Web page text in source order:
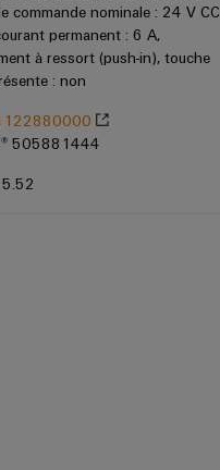
commande nominale : 24 V CC
permanent : 6 A,
à ressort (push-in), touche
: non
505881444
5.52